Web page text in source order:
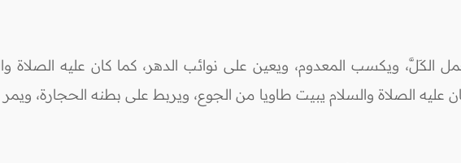
الكَلَّ، ويكسب المعدوم، ويعين على نوائب الدهر، كما كان عليه الصلاة
الصلاة والسلام يبيت طاويا من الجوع، ويربط على بطنه الحجارة، ويمر